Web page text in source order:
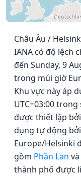
Châu Âu /
IANA có độ lệch
đến Sunday, 9
trong múi giờ
Khu vực này áp
UTC+03:00
được thiết lập
dụng tự động
Europe/Helsinki
gồm Phần Lan và
thành phố được